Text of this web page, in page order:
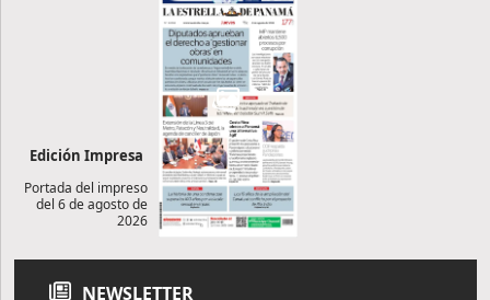
Edición Impresa
Portada del impreso
del 6 de agosto de
2026
NEWSLETTER